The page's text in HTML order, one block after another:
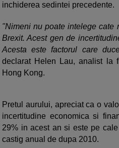
inchiderea sedintei precedente.
"Nimeni nu poate intelege cate
Brexit. Acest gen de
Acesta este factorul care
declarat Helen Lau, analist la
Hong Kong.
Pretul aurului, apreciat ca o
incertitudine economica si
29% in acest an si este pe
castig anual de dupa 2010.